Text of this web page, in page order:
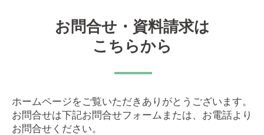
お問合せ・資料請求は
こちらから
ホームページをご覧いただきありがとうございます。
お問合せは下記お問合せフォームまたは、お電話より
お問合せください。